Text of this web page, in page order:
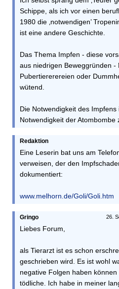
Schippe, als ich vor einen
1980 die ‚notwendigen’
ist eine andere Geschichte.
Das Thema Impfen - diese
aus niedrigen Beweggründen
Pubertiererereien oder
wütend.
Die Notwendigkeit des
Notwendigkeit der Atombombe
Redaktion
Eine Leserin bat uns am
verweisen, der den
dokumentiert:
www.melhorn.de/Goli/Goli.htm
26.
Gringo
Liebes Forum,
als Tierarzt ist es schon
geschrieben wird. Es ist wohl
negative Folgen haben
tödliche. Ich habe in meiner